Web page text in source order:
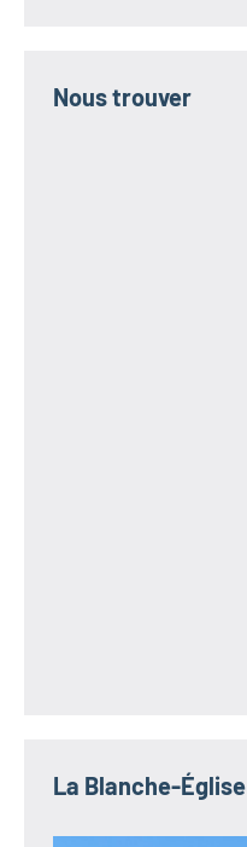
Nous trouver
La Blanche-Église